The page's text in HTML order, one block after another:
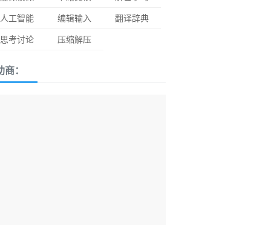
人工智能
编辑输入
翻译辞典
思考讨论
压缩解压
商：